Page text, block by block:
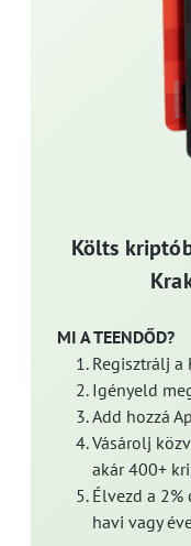
Költs
MI A TEENDŐD?
Regisztrálj
Igényeld
Add hozzá
Vásárolj
akár 400+
Élvezd a 2%
havi vagy